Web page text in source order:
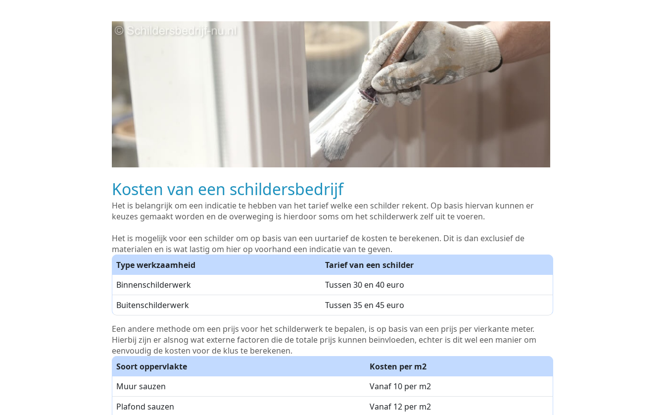
Kosten van een schildersbedrijf
Het is belangrijk om een indicatie te hebben van het tarief welke een schilder rekent. Op basis hiervan kunnen er
keuzes gemaakt worden en de overweging is hierdoor soms om het schilderwerk zelf uit te voeren.
Het is mogelijk voor een schilder om op basis van een uurtarief de kosten te berekenen. Dit is dan exclusief de
materialen en is wat lastig om hier op voorhand een indicatie van te geven.
Type werkzaamheid
Tarief van een schilder
Binnenschilderwerk
Tussen 30 en 40 euro
Buitenschilderwerk
Tussen 35 en 45 euro
Een andere methode om een prijs voor het schilderwerk te bepalen, is op basis van een prijs per vierkante meter.
Hierbij zijn er alsnog wat externe factoren die de totale prijs kunnen beïnvloeden, echter is dit wel een manier om
eenvoudig de kosten voor de klus te berekenen.
Soort oppervlakte
Kosten per m2
Muur sauzen
Vanaf 10 per m2
Plafond sauzen
Vanaf 12 per m2